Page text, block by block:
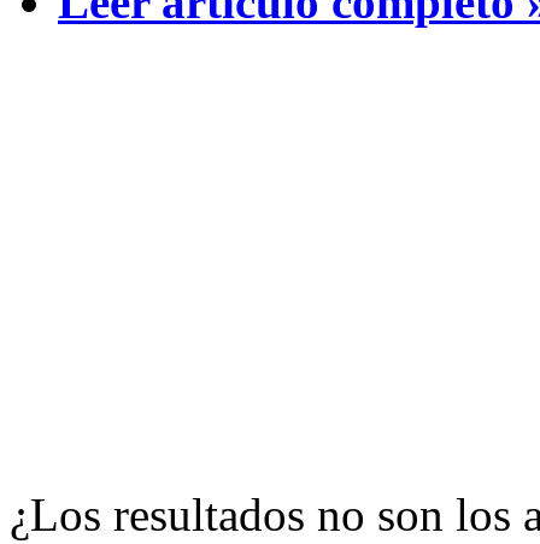
¿Los resultados no son los